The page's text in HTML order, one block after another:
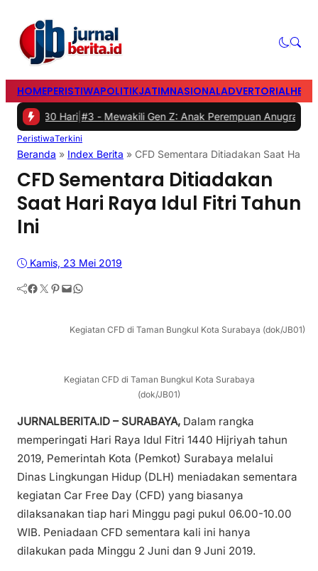
HOMEPERISTIWAPOLITIKJATIMNASIONALADVERTORIAL
Hari|#3 -Mewakili Gen Z: Anak Perempuan Anugrah Ariyadi,
PeristiwaTerkini
Beranda » Index Berita » CFD Sementara Ditiadakan Saat Hari
CFD Sementara Ditiadakan
Saat Hari Raya Idul Fitri Tahun
Ini
Kamis, 23 Mei 2019
Facebook Twitter Pinterest Mail WhatsApp
Kegiatan CFD di Taman Bungkul Kota Surabaya (dok/JB01)
Kegiatan CFD di Taman Bungkul Kota Surabaya
(dok/JB01)
JURNALBERITA.ID – SURABAYA, Dalam rangka
memperingati Hari Raya Idul Fitri 1440 Hijriyah tahun
2019, Pemerintah Kota (Pemkot) Surabaya melalui
Dinas Lingkungan Hidup (DLH) meniadakan sementara
kegiatan Car Free Day (CFD) yang biasanya
dilaksanakan tiap hari Minggu pagi pukul 06.00-10.00
WIB. Peniadaan CFD sementara kali ini hanya
dilakukan pada Minggu 2 Juni dan 9 Juni 2019.